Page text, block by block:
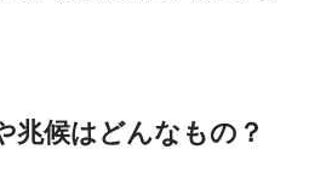
兆候はどんなもの？